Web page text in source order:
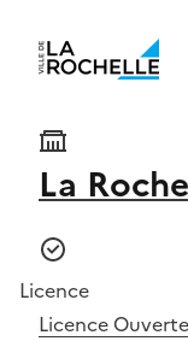
La
Licence
Licence